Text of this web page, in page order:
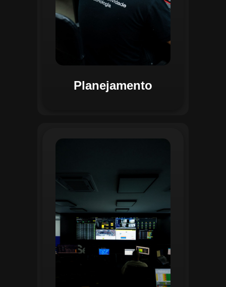
Planejamento
planejadas. Utilizando um videowall
central e sistemas de convergência
informações operacionais,
identificando gargalos, não
conformidades e oportunidades de
melhoria.